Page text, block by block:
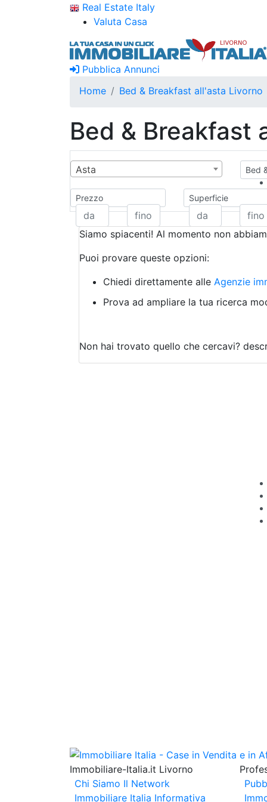
Real Estate Italy
Valuta Casa
Pubblica Annunci
Home
Bed & Breakfast all'asta Livorno
Bed & Breakfast
Asta
Bed
Prezzo Superficie
Siamo spiacenti! Al momento non
Puoi provare queste opzioni:
Chiedi direttamente alle Agenzie
Prova ad ampliare la tua ricerca
Non hai trovato quello che cercavi?
Immobiliare-Italia.it Livorno
Chi Siamo Il Network
Immobiliare Italia Informativa